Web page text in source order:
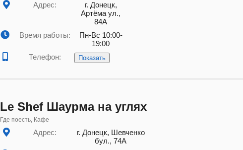
Адрес:
г. Донецк,
Артёма ул.,
84А
Время работы:
Пн-Вс 10:00-
19:00
Телефон:
Показать
Le Shef Шаурма на углях
Где поесть, Кафе
Адрес:
г. Донецк, Шевченко
бул., 74А